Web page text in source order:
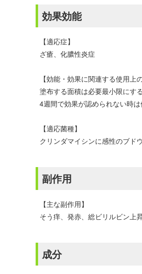
効果効能
【適応症】
ざ瘡、化膿性炎症
【効能・効果に関連する使用上
塗布する面積は必要最小限にする
4週間で効果が認められない時は
【適応菌種】
クリンダマイシンに感性のブド
副作用
【主な副作用】
そう痒、発赤、総ビリルビン上
成分